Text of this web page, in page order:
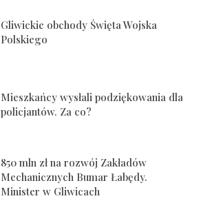
Gliwickie obchody Święta Wojska
Polskiego
Mieszkańcy wysłali podziękowania dla
policjantów. Za co?
850 mln zł na rozwój Zakładów
Mechanicznych Bumar Łabędy.
Minister w Gliwicach